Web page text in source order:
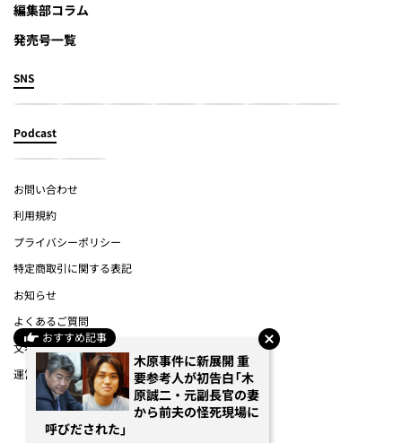
おすすめ記事
木原事件に新展開 重
要参考人が初告白「木
原誠二・元副長官の妻
から前夫の怪死現場に
呼びだされた」
編集部コラム
発売号一覧
SNS
Podcast
お問い合わせ
利用規約
プライバシーポリシー
特定商取引に関する表記
お知らせ
よくあるご質問
文春オンライン
運営会社
(c) Bungeishunju Ltd.